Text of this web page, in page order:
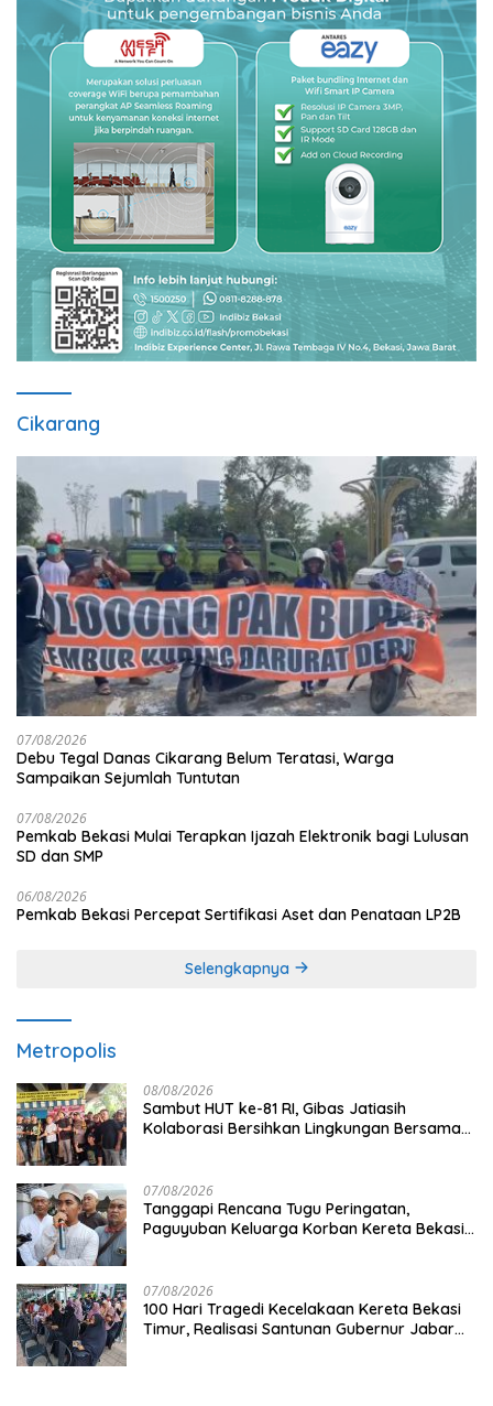
Cikarang
07/08/2026
Debu Tegal Danas Cikarang Belum Teratasi, Warga
Sampaikan Sejumlah Tuntutan
07/08/2026
Pemkab Bekasi Mulai Terapkan Ijazah Elektronik bagi Lulusan
SD dan SMP
06/08/2026
Pemkab Bekasi Percepat Sertifikasi Aset dan Penataan LP2B
Selengkapnya
Metropolis
08/08/2026
Sambut HUT ke-81 RI, Gibas Jatiasih
Kolaborasi Bersihkan Lingkungan Bersama
07/08/2026
Tanggapi Rencana Tugu Peringatan,
Paguyuban Keluarga Korban Kereta Bekasi
07/08/2026
100 Hari Tragedi Kecelakaan Kereta Bekasi
Timur, Realisasi Santunan Gubernur Jabar